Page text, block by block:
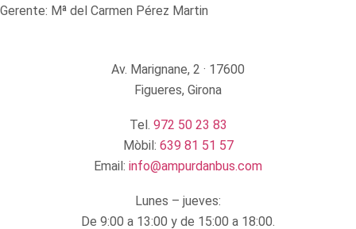
Gerente: Mª del Carmen Pérez Martin
Av. Marignane, 2 · 17600
Figueres, Girona
Tel. 972 50 23 83
Mòbil: 639 81 51 57
Email: info@ampurdanbus.com
Lunes – jueves:
De 9:00 a 13:00 y de 15:00 a 18:00.